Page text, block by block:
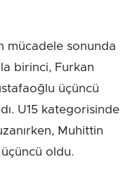
mücadele sonunda
birinci, Furkan
üçüncü
U15 kategorisinde
Muhittin
üçüncü oldu.